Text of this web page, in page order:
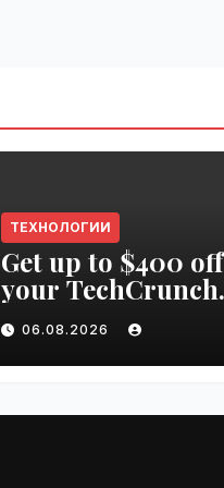
ТЕХНОЛОГИИ
Get up to $400 off
your TechCrunch
Disrupt 2026 pass
until Friday |
VseTime.ru
06.08.2026